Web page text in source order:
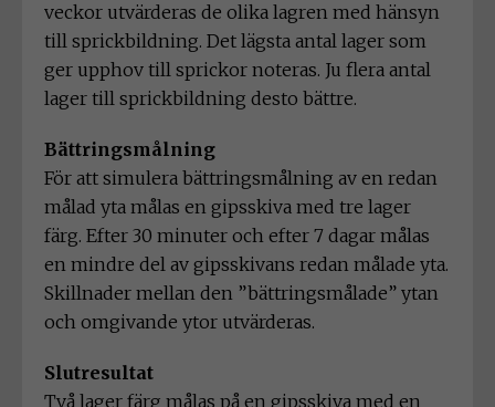
veckor utvärderas de olika lagren med hänsyn
till sprickbildning. Det lägsta antal lager som
ger upphov till sprickor noteras. Ju flera antal
lager till sprickbildning desto bättre.
Bättringsmålning
För att simulera bättringsmålning av en redan
målad yta målas en gipsskiva med tre lager
färg. Efter 30 minuter och efter 7 dagar målas
en mindre del av gipsskivans redan målade yta.
Skillnader mellan den ”bättringsmålade” ytan
och omgivande ytor utvärderas.
Slutresultat
Två lager färg målas på en gipsskiva med en